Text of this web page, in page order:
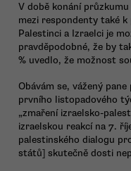
V době konání
mezi respondenty také
Palestinci a Izraelci je
pravděpodobné, že by
% uvedlo, že možnost
Obávám se, vážený
prvního listopadového
„zmaření izraelsko-
izraelskou reakcí na 7.
palestinského dialogu
států] skutečně dosti